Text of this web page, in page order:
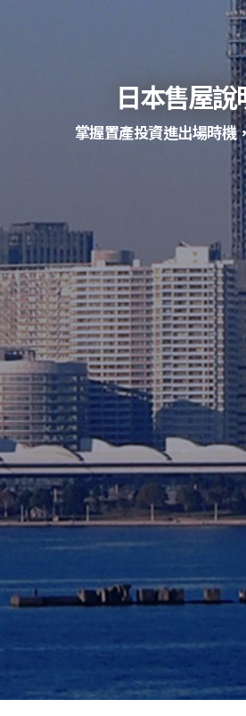
日本售屋說
掌握置產投資進出場時機